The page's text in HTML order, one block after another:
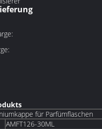
für Parfümflaschen
AMFT126-30ML